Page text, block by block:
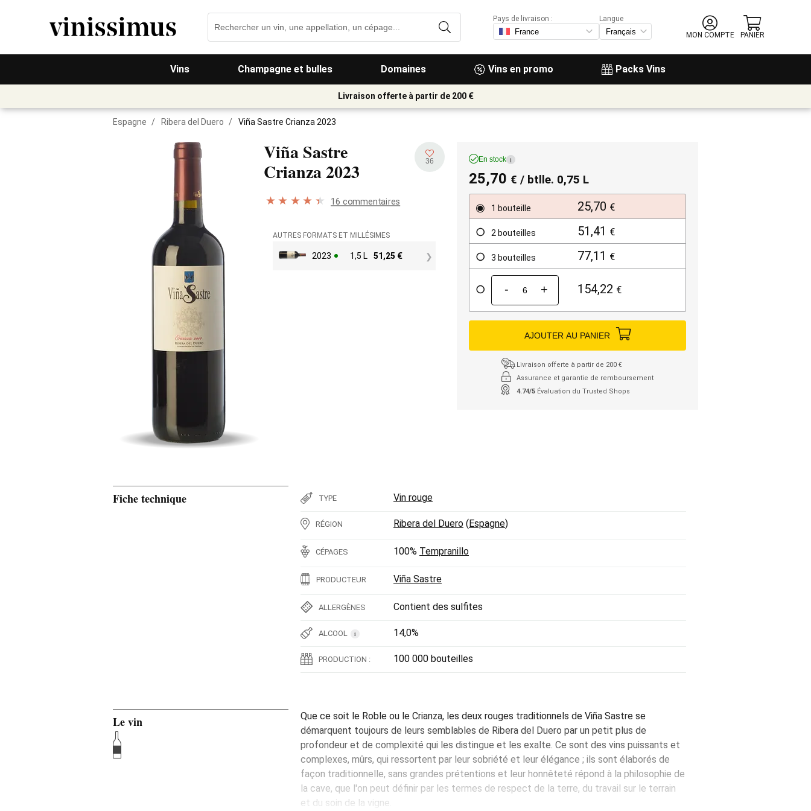
Vins Champagne et bulles Domaines Vins en promo Packs Vins
Pays de livraison :
Langue
MON COMPTE
PANIER
Livraison offerte à partir de 200 €
Espagne / Ribera del Duero / Viña Sastre Crianza 2023
Viña Sastre
Crianza2023 36
16 commentaires
AUTRES FORMATS ET MILLÉSIMES
2023 1,5 L 51,25 €
En stock i
25,70 € / btlle. 0,75 L
1 bouteille 25,70 €
2 bouteilles 51,41 €
3 bouteilles 77,11 €
- + 154,22 €
AJOUTER AU PANIER
Livraison offerte à partir de 200 €
Assurance et garantie de remboursement
4.74/5 Évaluation du Trusted Shops
Fiche technique TYPE Vin rouge
RÉGION Ribera del Duero (Espagne)
CÉPAGES 100% Tempranillo
PRODUCTEUR Viña Sastre
ALLERGÈNES Contient des sulfites
ALCOOL i 14,0%
PRODUCTION : 100 000 bouteilles
Le vin
Que ce soit le Roble ou le Crianza, les deux rouges traditionnels de Viña Sastre se
démarquent toujours de leurs semblables de Ribera del Duero par un petit plus de
profondeur et de complexité qui les distingue et les exalte. Ce sont des vins puissants et
complexes, mûrs, qui ressortent par leur sobriété et leur élégance ; ils sont élaborés de
façon traditionnelle, sans grandes prétentions et leur honnêteté répond à la philosophie de
la cave, que l'on peut définir par les termes de respect de la terre, du travail sur le terrain
et du soin de la vigne.